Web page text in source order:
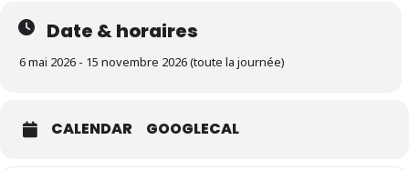
Date & horaires
6 mai 2026 - 15 novembre 2026 (toute la journée)
CALENDAR GOOGLECAL